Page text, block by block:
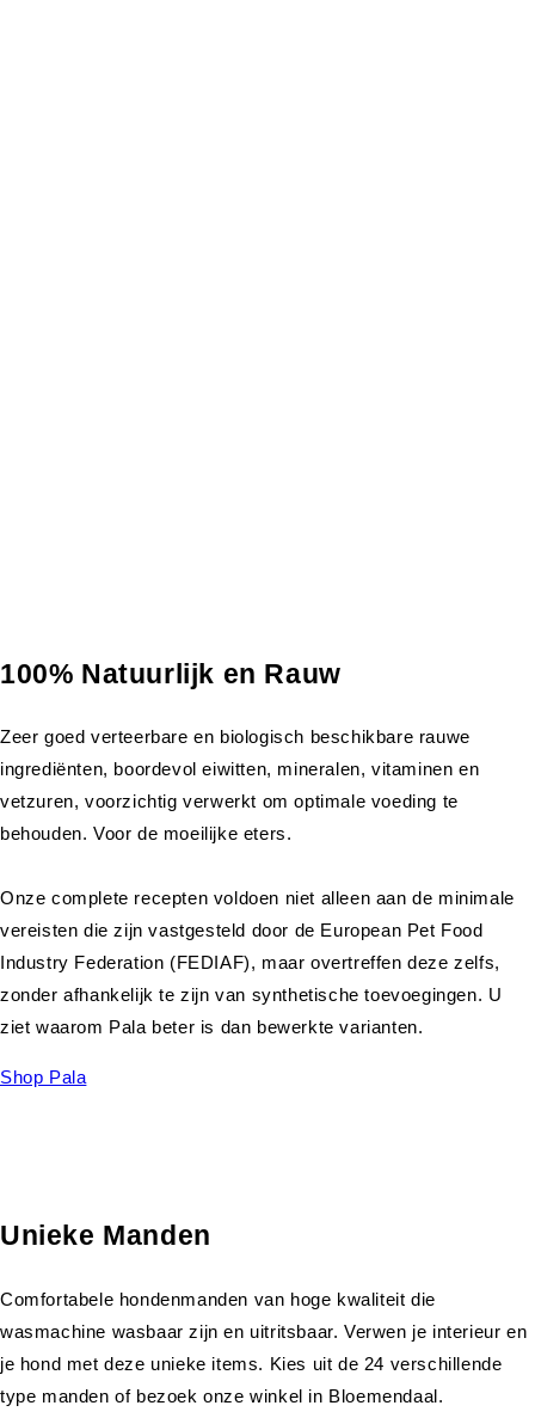
100% Natuurlijk en Rauw
Zeer goed verteerbare en biologisch beschikbare rauwe
ingrediënten, boordevol eiwitten, mineralen, vitaminen en
vetzuren, voorzichtig verwerkt om optimale voeding te
behouden. Voor de moeilijke eters.
Onze complete recepten voldoen niet alleen aan de minimale
vereisten die zijn vastgesteld door de European Pet Food
Industry Federation (FEDIAF), maar overtreffen deze zelfs,
zonder afhankelijk te zijn van synthetische toevoegingen. U
ziet waarom Pala beter is dan bewerkte varianten.
Shop Pala
Unieke Manden
Comfortabele hondenmanden van hoge kwaliteit die
wasmachine wasbaar zijn en uitritsbaar. Verwen je interieur en
je hond met deze unieke items. Kies uit de 24 verschillende
type manden of bezoek onze winkel in Bloemendaal.